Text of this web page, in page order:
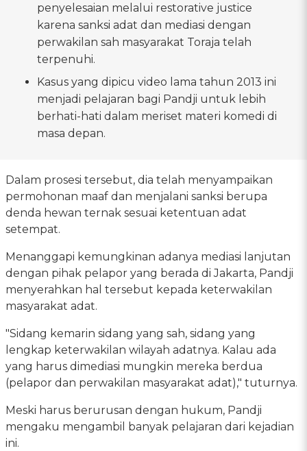
penyelesaian melalui restorative justice
karena sanksi adat dan mediasi dengan
perwakilan sah masyarakat Toraja telah
terpenuhi.
Kasus yang dipicu video lama tahun 2013 ini
menjadi pelajaran bagi Pandji untuk lebih
berhati-hati dalam meriset materi komedi di
masa depan.
Dalam prosesi tersebut, dia telah menyampaikan
permohonan maaf dan menjalani sanksi berupa
denda hewan ternak sesuai ketentuan adat
setempat.
Menanggapi kemungkinan adanya mediasi lanjutan
dengan pihak pelapor yang berada di Jakarta, Pandji
menyerahkan hal tersebut kepada keterwakilan
masyarakat adat.
"Sidang kemarin sidang yang sah, sidang yang
lengkap keterwakilan wilayah adatnya. Kalau ada
yang harus dimediasi mungkin mereka berdua
(pelapor dan perwakilan masyarakat adat)," tuturnya.
Meski harus berurusan dengan hukum, Pandji
mengaku mengambil banyak pelajaran dari kejadian
ini.